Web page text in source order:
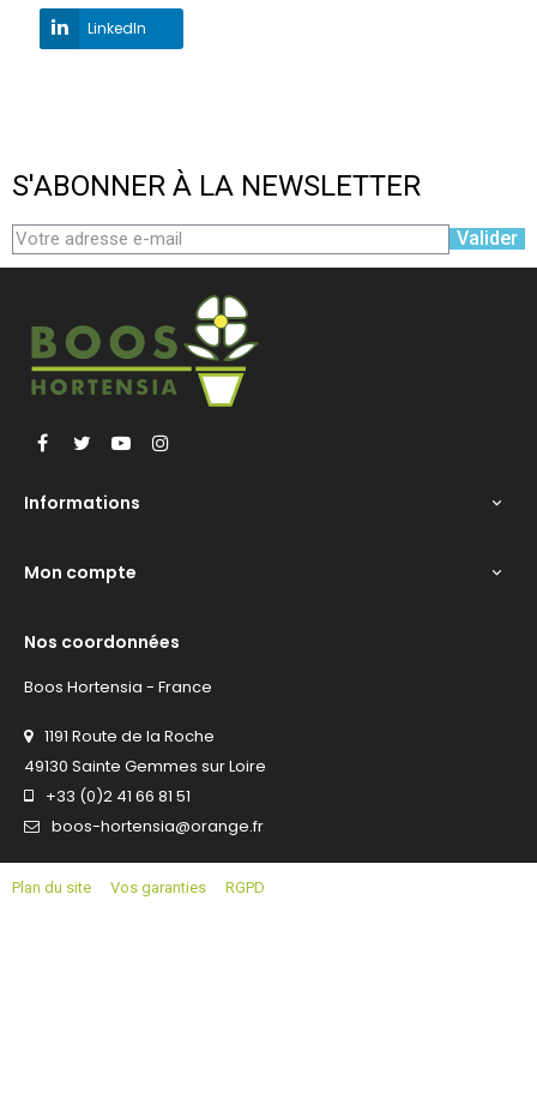
LinkedIn
S'ABONNER À LA NEWSLETTER
Valider
Facebook
Twitter YouTube
Informations 
Mon compte 
Nos coordonnées
Boos Hortensia - France
1191 Route de la Roche
49130 Sainte Gemmes sur Loire
+33 (0)2 41 66 81 51
boos-hortensia@orange.fr
Plan du site Vos garanties RGPD